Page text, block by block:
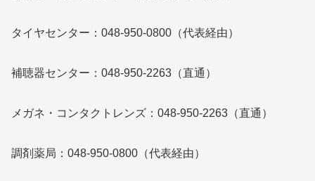
タイヤセンター：048-950-0800（代表経由）
補聴器センター：048-950-2263（直通）
メガネ・コンタクトレンズ：048-950-2263（直通）
調剤薬局：048-950-0800（代表経由）